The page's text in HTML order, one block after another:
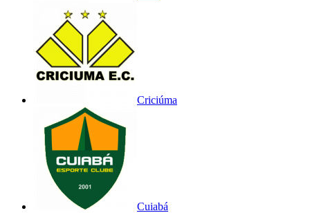
Criciúma
Cuiabá